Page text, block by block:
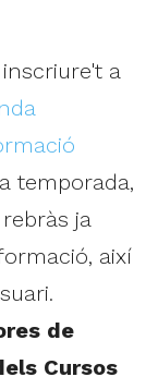
a
temporada,
ja
així
de
Cursos